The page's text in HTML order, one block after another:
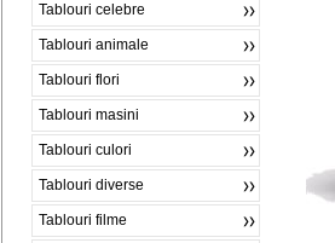
Tablouri celebre
Tablouri animale
Tablouri flori
Tablouri masini
Tablouri culori
Tablouri diverse
Tablouri filme